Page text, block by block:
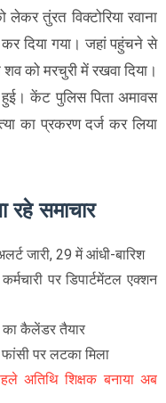
तुंरत विक्टोरिया रवाना
दिया गया। जहां पहुंचने से
को मरचुरी में रखवा दिया।
हुई। केंट पुलिस पिता अमावस
का प्रकरण दर्ज कर लिया
समाचार
जारी, 29 में आंधी-बारिश
पर डिपार्टमेंटल एक्शन
का कैलेंडर तैयार
पर लटका मिला
अतिथि शिक्षक बनाया अब